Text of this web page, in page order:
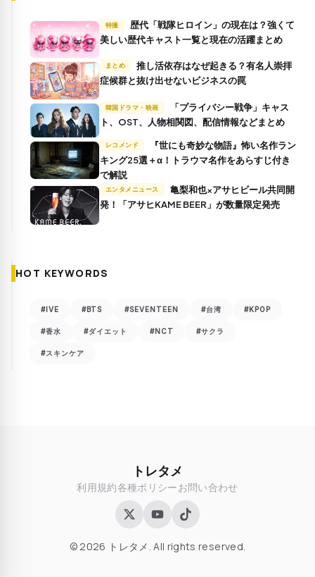
特撮
美しい歴代キャスト一覧と現在の活躍まとめ
まとめ
推し活依存はなぜ起きる？有名人崇拝
症候群と抜け出せないビジネスの罠
韓国ドラマ・映画
ト、OST、人物相関図、配信情報などまとめ
レコメンド
キング25選＋α！トラウマ名作をあらすじ付き
で解説
エンタメニュース
発！「アサヒKAME BEER」が数量限定発売
HOT KEYWORDS
#IVE #BTS #SEVENTEEN #台湾 #KPOP
#香水 #ダイエット #NCT #サクラ
#スキンケア
トレタメ
利用規約各種ポリシーお問い合わせ
© 2026 トレタメ. All rights reserved.